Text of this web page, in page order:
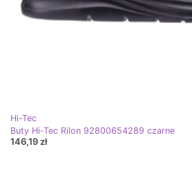
Hi-Tec
Buty Hi-Tec Rilon 92800654289 czarne
146,19 zł